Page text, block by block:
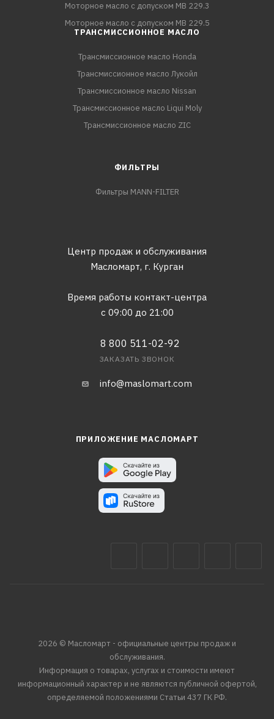
Моторное масло с допуском MB 229.3
Моторное масло с допуском MB 229.5
ТРАНСМИССИОННОЕ МАСЛО
Трансмиссионное масло Honda
Трансмиссионное масло Лукойл
Трансмиссионное масло Nissan
Трансмиссионное масло Liqui Moly
Трансмиссионное масло ZIC
ФИЛЬТРЫ
Фильтры MANN-FILTER
Центр продаж и обслуживания
Масломарт, г. Курган
Время работы контакт-центра
с 09:00 до 21:00
8 800 511-02-92
ЗАКАЗАТЬ ЗВОНОК
info@maslomart.com
ПРИЛОЖЕНИЕ МАСЛОМАРТ
2026 © Масломарт - официальные центры продаж и
обслуживания.
Информация о товарах, услугах и стоимости имеют
информационный характер и не являются публичной офертой,
определяемой положениями Статьи 437 ГК РФ.